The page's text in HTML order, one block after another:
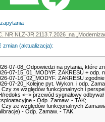
zapytania
zmian (aktualizacja):
07-08_Odpowiedzi na pytania, które
07-15_01_MODYF. ZAKRESU + odp.
07-16_02_MODYF. ZAKRESU
07-20_Kolejne pyt. Wykon. i odp.
Czy ze względów funkcjonalnych i
redoks <–> przewód sygnałowy
- Odp. Zamaw. - TAK;
Czy ze względów funkcjonalnych
- Odp. Zamaw. - TAK.